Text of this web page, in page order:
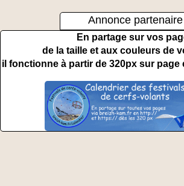
Annonce partenaire
En partage sur vos
de la taille et aux couleurs de
il fonctionne à partir de 320px sur page